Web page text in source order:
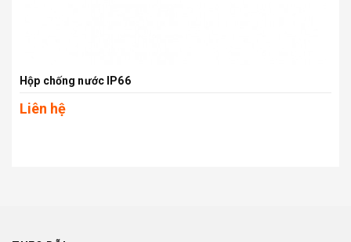
Hộp chống nước IP66
Liên hệ